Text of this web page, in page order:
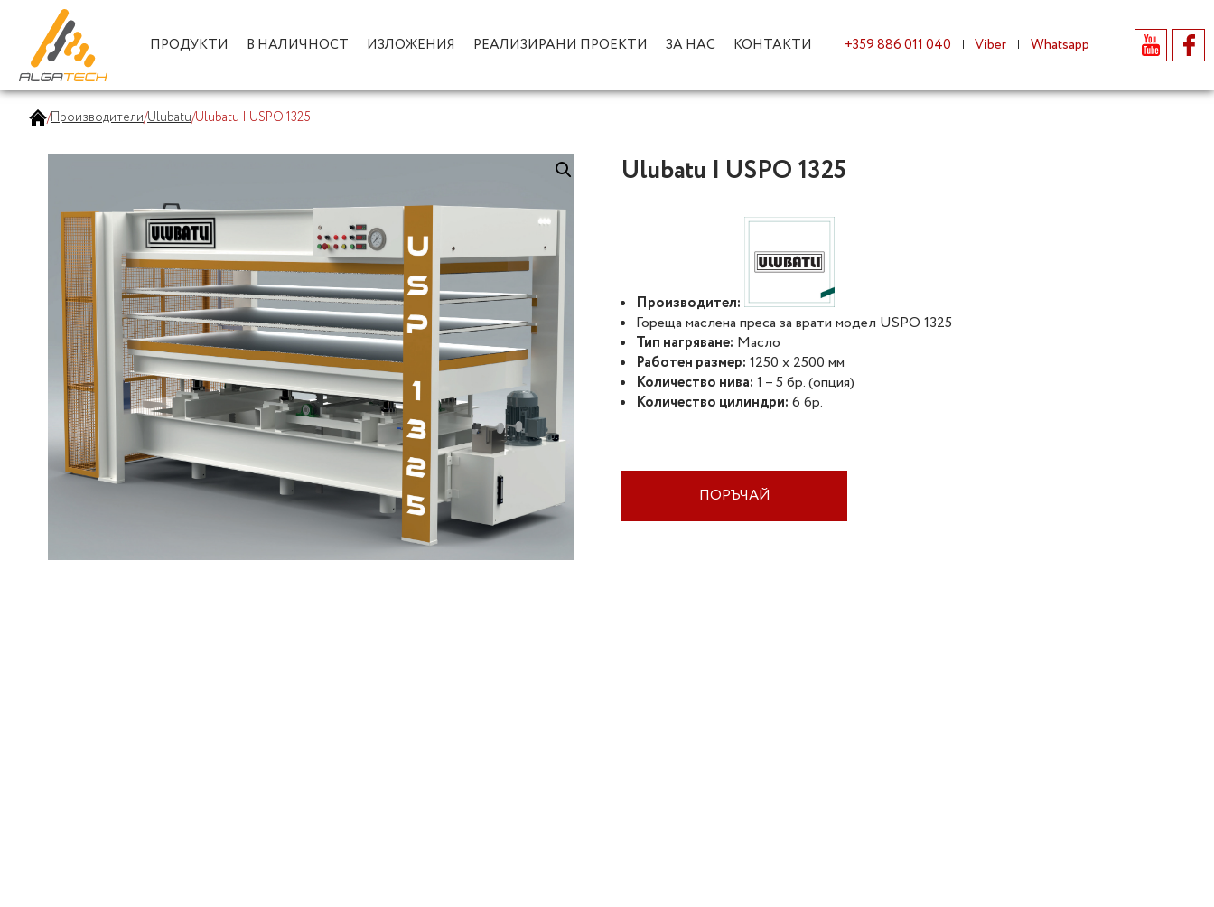
ПРОДУКТИ В НАЛИЧНОСТ ИЗЛОЖЕНИЯ РЕАЛИЗИРАНИ ПРОЕКТИ ЗА НАС КОНТАКТИ +359 886 011 040 Viber Whatsapp
/Производители/Ulubatu/Ulubatu | USPO 1325
Ulubatu | USPO 1325
Производител:
Гореща маслена преса за врати модел USPO 1325
Тип нагряване: Масло
Работен размер: 1250 х 2500 мм
Количество нива: 1 – 5 бр. (опция)
Количество цилиндри: 6 бр.
ПОРЪЧАЙ